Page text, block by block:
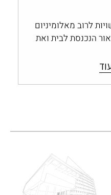
לרוב מאלומיניום
הנכנסת לבית ואת